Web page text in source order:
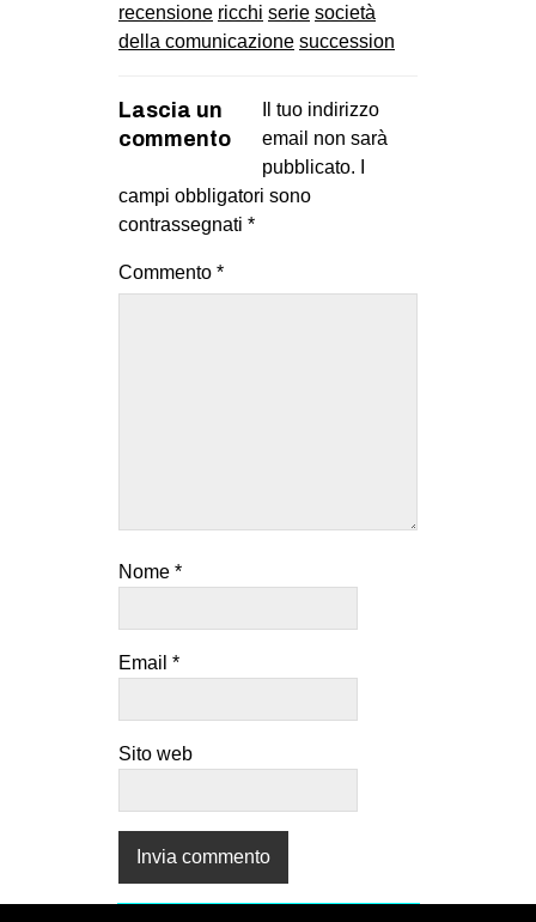
recensione ricchi serie società
della comunicazione succession
Lascia un
commento
Il tuo indirizzo
email non sarà
pubblicato.
campi obbligatori sono
contrassegnati *
Commento *
Nome *
Email *
Sito web